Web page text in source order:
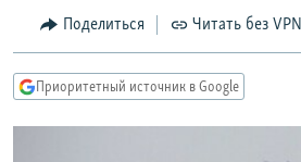
Вернутся
главной
навигации
Вернутся
МНЕНИЯ
IDEL.РЕАЛИИ
Поделиться Читать без VPN
Приоритетный источник в Google